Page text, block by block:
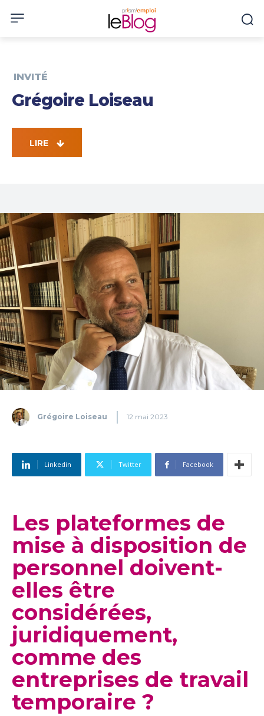
INVITÉ
Grégoire Loiseau
LIRE
Grégoire Loiseau 12 mai 2023
Linkedin Twitter Facebook
Les plateformes de
mise à disposition de
personnel doivent-
elles être
considérées,
juridiquement,
comme des
entreprises de travail
temporaire ?